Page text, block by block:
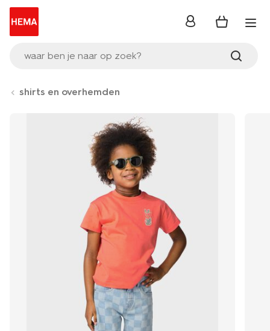
waar ben je naar op zoek?
inloggen
shirts en overhemden